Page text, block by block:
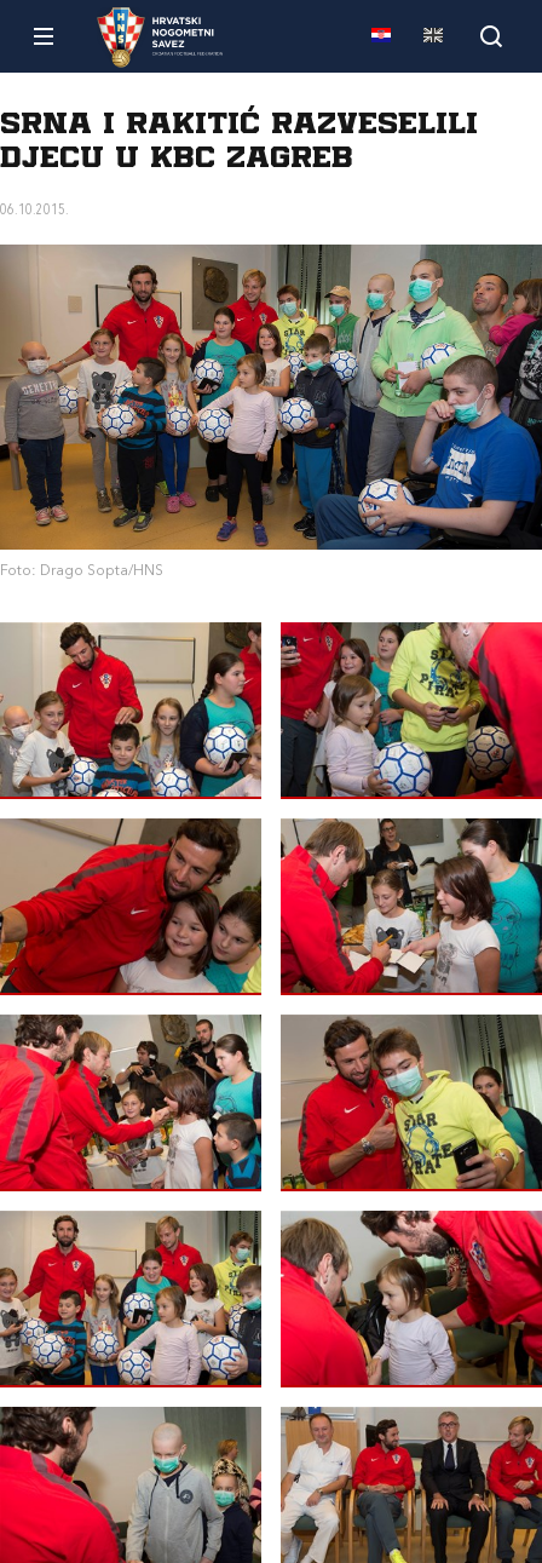
Srna i Rakitić razveselili
djecu u KBC Zagreb
06.10.2015.
Foto: Drago Sopta/HNS